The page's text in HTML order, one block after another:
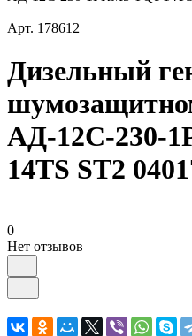
Арт. 178612
Дизельный
АД-12С-230-
14TS ST2
0
Нет отзывов